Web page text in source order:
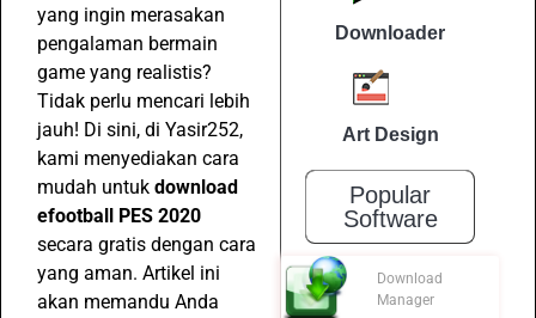
yang ingin merasakan
pengalaman bermain
game yang realistis?
Tidak perlu mencari lebih
jauh! Di sini, di Yasir252,
kami menyediakan cara
mudah untuk download
efootball PES 2020
secara gratis dengan cara
yang aman. Artikel ini
akan memandu Anda
Downloader
Art Design
Popular
Software
Download
Manager